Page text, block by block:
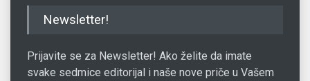
Newsletter!
Prijavite se za Newsletter! Ako želite da imate
svake sedmice editorijal i naše nove priče u Vašem